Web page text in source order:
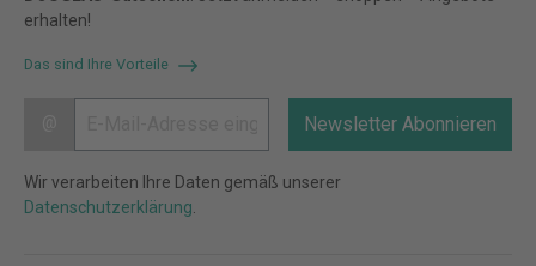
erhalten!
Das sind Ihre Vorteile
Newsletter Abonnieren
Wir verarbeiten Ihre Daten gemäß unserer
Datenschutzerklärung